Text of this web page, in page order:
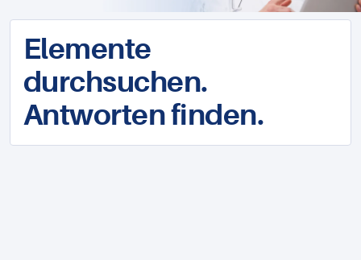
Elemente
durchsuchen.
Antworten finden.